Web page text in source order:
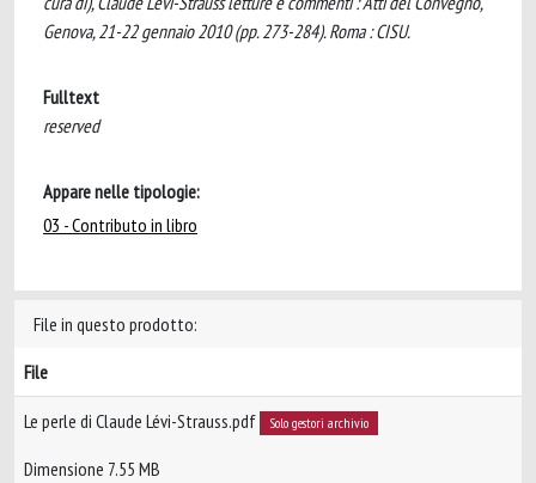
Genova, 21-22 gennaio 2010 (pp. 273-284). Roma : CISU.
Fulltext
reserved
Appare nelle tipologie:
03 - Contributo in libro
File in questo prodotto:
File
Le perle di Claude Lévi-Strauss.pdf Solo gestori archivio
Dimensione 7.55 MB